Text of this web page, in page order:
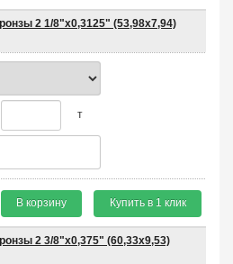
2 1/8"х0,3125" (53,98х7,94)
т
В корзину Купить в 1 клик
2 3/8"х0,375" (60,33х9,53)